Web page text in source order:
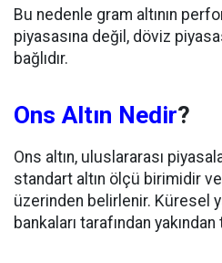
Bu nedenle gram altının
piyasasına değil, döviz
bağlıdır.
Ons Altın Nedir?
Ons altın, uluslararası
standart altın ölçü birimidir ve
üzerinden belirlenir. Küresel
bankaları tarafından